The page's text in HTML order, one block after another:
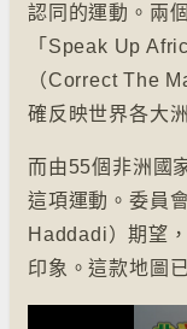
認同的運動。兩
「Speak Up
（Correct The
確反映世界各大
而由55個非洲國
這項運動。委員
Haddadi）期望
印象。這款地圖